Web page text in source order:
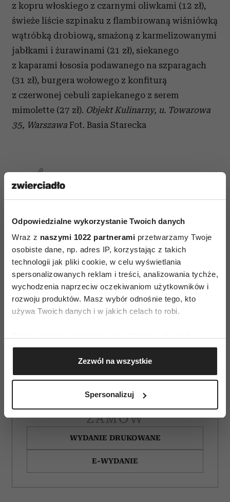
Odpowiedzialne wykorzystanie Twoich danych
Wraz z naszymi 1022 partnerami przetwarzamy Twoje
osobiste dane, np. adres IP, korzystając z takich
technologii jak pliki cookie, w celu wyświetlania
spersonalizowanych reklam i treści, analizowania tychże,
wychodzenia naprzeciw oczekiwaniom użytkowników i
rozwoju produktów. Masz wybór odnośnie tego, kto
używa Twoich danych i w jakich celach to robi.
Gromadzić dane dotyczące Twojej lokalizacji
geograficznej z dokładnością nawet do kilku metrów
Identyfikować Twoje urządzenie, aktywnie
(fingerprinting, czyli wirtualny odcisk palca)
dane są przetwarzane oraz ustaw własne preferencje w
sekcji szczegółów. W Deklaracji plików cookie możesz
zmienić lub wycofać swoją zgodę w dowolnej chwili.
Wykorzystujemy pliki cookie do spersonalizowania treści
i reklam, aby oferować funkcje społecznościowe i
Zezwól na wszystkie
Spersonalizuj
z kopru włoskiego z czarnymi oliwkami (12 zł),
świeże liście szpinaku z flambirowaną wiśniówką
wątróbką drobiową, smażoną z karmelizowanymi
jabłkami i żurawinami (21 zł), siekanego
z kaparami łososia podawanego na szparagach
(31 zł), burgera wołowego z konfiturą
z czerwonej cebuli zapiekanego z serem
mimolette (27 zł). Objekt Kulinarny, u. Towarowa
35, Warszawa Fot. Basia Starecka
ZAMÓW
WYDANIE DRUKOWANE
E-WYDANIE